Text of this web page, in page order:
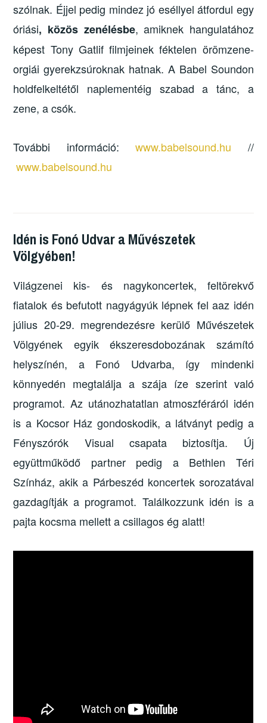
szólnak. Éjjel pedig mindez jó eséllyel átfordul egy
óriási, közös zenélésbe, amiknek hangulatához
képest Tony Gatlif filmjeinek féktelen örömzene-
orgiái gyerekzsúroknak hatnak. A Babel Soundon
holdfelkeltétől naplementéig szabad a tánc, a
zene, a csók.
További információ:www.babelsound.hu //
www.babelsound.hu
Idén is Fonó Udvar a Művészetek
Völgyében!
Világzenei kis- és nagykoncertek, feltörekvő
fiatalok és befutott nagyágyúk lépnek fel aaz idén
július 20-29. megrendezésre kerülő Művészetek
Völgyének egyik ékszeresdobozának számító
helyszínén, a Fonó Udvarba, így mindenki
könnyedén megtalálja a szája íze szerint való
programot. Az utánozhatatlan atmoszféráról idén
is a Kocsor Ház gondoskodik, a látványt pedig a
Fényszórók Visual csapata biztosítja. Új
együttműködő partner pedig a Bethlen Téri
Színház, akik a Párbeszéd koncertek sorozatával
gazdagítják a programot. Találkozzunk idén is a
pajta kocsma mellett a csillagos ég alatt!